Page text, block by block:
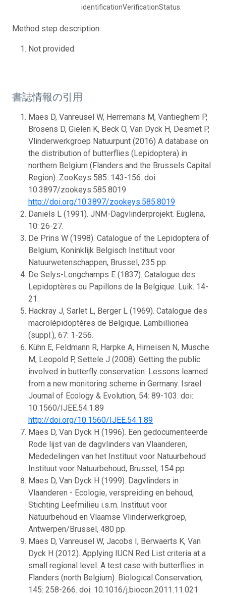
identificationVerificationStatus.
Method step description:
Not provided.
書誌情報の引用
Maes D, Vanreusel W, Herremans M, Vantieghem P,
Brosens D, Gielen K, Beck O, Van Dyck H, Desmet P,
Vlinderwerkgroep Natuurpunt (2016) A database on
the distribution of butterflies (Lepidoptera) in
northern Belgium (Flanders and the Brussels Capital
Region). ZooKeys 585: 143-156. doi:
10.3897/zookeys.585.8019
http://doi.org/10.3897/zookeys.585.8019
Daniëls L (1991). JNM-Dagvlinderprojekt. Euglena,
10: 26-27.
De Prins W (1998). Catalogue of the Lepidoptera of
Belgium, Koninklijk Belgisch Instituut voor
Natuurwetenschappen, Brussel, 235 pp.
De Selys-Longchamps E (1837). Catalogue des
Lepidoptères ou Papillons de la Belgique. Luik. 14-
21.
Hackray J, Sarlet L, Berger L (1969). Catalogue des
macrolépidoptères de Belgique. Lambillionea
(suppl.), 67: 1-256.
Kühn E, Feldmann R, Harpke A, Hirneisen N, Musche
M, Leopold P, Settele J (2008). Getting the public
involved in butterfly conservation: Lessons learned
from a new monitoring scheme in Germany. Israel
Journal of Ecology & Evolution, 54: 89-103. doi:
10.1560/IJEE.54.1.89
http://doi.org/10.1560/IJEE.54.1.89
Maes D, Van Dyck H (1996). Een gedocumenteerde
Rode lijst van de dagvlinders van Vlaanderen,
Mededelingen van het Instituut voor Natuurbehoud
Instituut voor Natuurbehoud, Brussel, 154 pp.
Maes D, Van Dyck H (1999). Dagvlinders in
Vlaanderen - Ecologie, verspreiding en behoud,
Stichting Leefmilieu i.s.m. Instituut voor
Natuurbehoud en Vlaamse Vlinderwerkgroep,
Antwerpen/Brussel, 480 pp.
Maes D, Vanreusel W, Jacobs I, Berwaerts K, Van
Dyck H (2012). Applying IUCN Red List criteria at a
small regional level: A test case with butterflies in
Flanders (north Belgium). Biological Conservation,
145: 258-266. doi: 10.1016/j.biocon.2011.11.021